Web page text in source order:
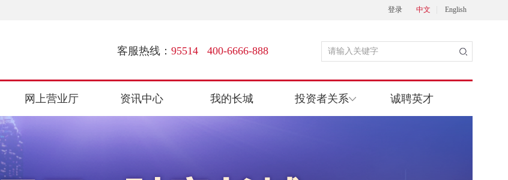
登录 中文 English
客服热线： 95514 400-6666-888
网上营业厅 资讯中心 我的长城 投资者关系 诚聘英才